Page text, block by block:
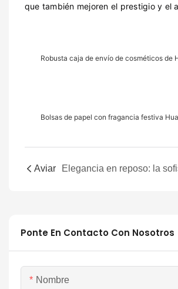
que también mejoren el prestigio y el
Robusta caja de envío de cosméticos
Bolsas de papel con fragancia festiva
Aviar
Ponte En Contacto Con Nosotros
Nombre